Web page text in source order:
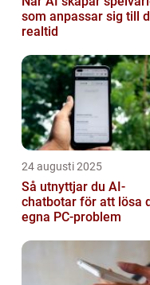
som anpassar sig till
realtid
24 augusti 2025
Så utnyttjar du AI-
chatbotar för att lösa
egna PC-problem